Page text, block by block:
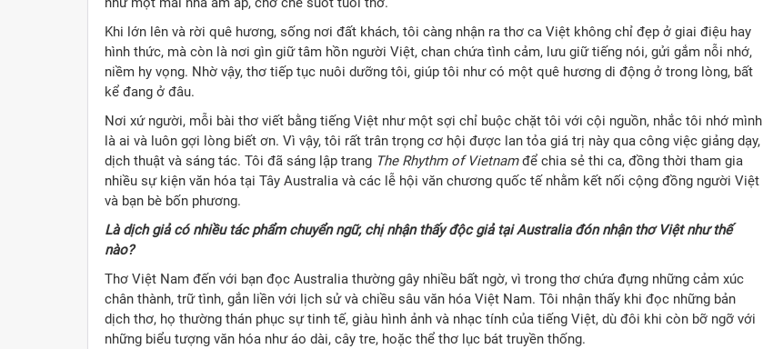
Khi lớn lên và rời quê hương, sống nơi đất khách, tôi càng nhận ra thơ ca Việt không chỉ đẹp ở giai điệu hay
hình thức, mà còn là nơi gìn giữ tâm hồn người Việt, chan chứa tình cảm, lưu giữ tiếng nói, gửi gắm nỗi nhớ,
niềm hy vọng. Nhờ vậy, thơ tiếp tục nuôi dưỡng tôi, giúp tôi như có một quê hương di động ở trong lòng, bất
kể đang ở đâu.
Nơi xứ người, mỗi bài thơ viết bằng tiếng Việt như một sợi chỉ buộc chặt tôi với cội nguồn, nhắc tôi nhớ mình
là ai và luôn gợi lòng biết ơn. Vì vậy, tôi rất trân trọng cơ hội được lan tỏa giá trị này qua công việc giảng dạy,
dịch thuật và sáng tác. Tôi đã sáng lập trang The Rhythm of Vietnamđể chia sẻ thi ca, đồng thời tham gia
nhiều sự kiện văn hóa tại Tây Australia và các lễ hội văn chương quốc tế nhằm kết nối cộng đồng người Việt
và bạn bè bốn phương.
Là dịch giả có nhiều tác phẩm chuyển ngữ, chị nhận thấy độc giả tại Australia đón nhận thơ Việt như thế
nào?
Thơ Việt Nam đến với bạn đọc Australia thường gây nhiều bất ngờ, vì trong thơ chứa đựng những cảm xúc
chân thành, trữ tình, gắn liền với lịch sử và chiều sâu văn hóa Việt Nam. Tôi nhận thấy khi đọc những bản
dịch thơ, họ thường thán phục sự tinh tế, giàu hình ảnh và nhạc tính của tiếng Việt, dù đôi khi còn bỡ ngỡ với
những biểu tượng văn hóa như áo dài, cây tre, hoặc thể thơ lục bát truyền thống.